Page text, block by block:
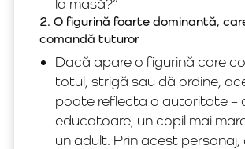
la masă?”
2. O figurină foarte dominantă,
comandă tuturor
Dacă apare o figurină care
totul, strigă sau dă ordine,
poate reflecta o autoritate –
educatoare, un copil mai
un adult. Prin acest personaj,